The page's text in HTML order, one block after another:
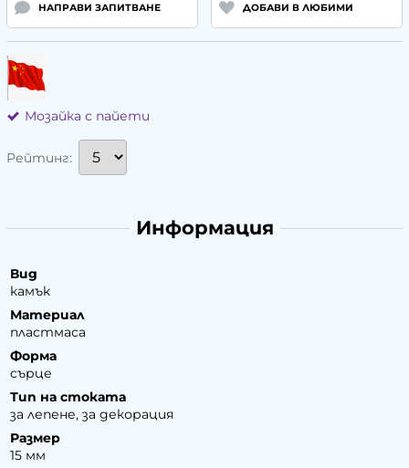
НАПРАВИ ЗАПИТВАНЕ ДОБАВИ В ЛЮБИМИ
Мозайка с пайети
Рейтинг:
Информация
Вид
камък
Материал
пластмаса
Форма
сърце
Тип на стоката
за лепене, за декорация
Размер
15 мм